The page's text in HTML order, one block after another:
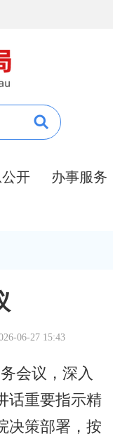
开 办事服务
06-27 15:43
会议，深入
话重要指示精
决策部署，按